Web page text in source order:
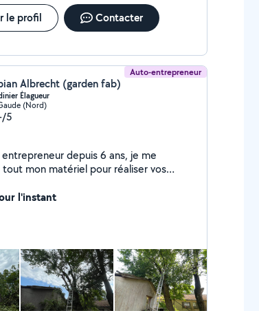
le profil Contacter
Auto-entrepreneur
Albrecht (garden fab)
Élagueur
(Nord)
5
mon matériel pour réaliser vos
l'instant